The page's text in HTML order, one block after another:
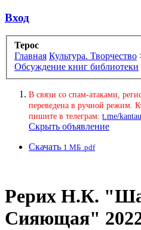
Вход
Терос
Главная Культура. Творчество
Обсуждение книг библиотеки
В связи со спам-атаками,
переведена в ручной режим.
пишите в телеграм: t.me/
Скрыть объявление
Скачать 1 МБ .pdf
Рерих Н.К.
Сияющая"